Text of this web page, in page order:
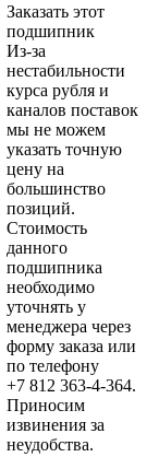
Заказать этот
подшипник
Из-за
нестабильности
курса рубля и
каналов поставок
мы не можем
указать точную
цену на
большинство
позиций.
Стоимость
данного
подшипника
необходимо
уточнять у
менеджера через
форму заказа или
по телефону
+7 812 363-4-364.
Приносим
извинения за
неудобства.